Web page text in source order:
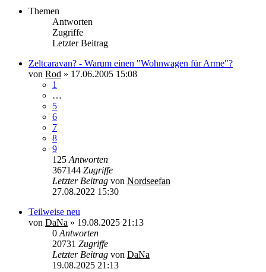
Themen
Antworten
Zugriffe
Letzter Beitrag
Zeltcaravan? - Warum einen "Wohnwagen für Arme"?
von Rod » 17.06.2005 15:08
1
…
5
6
7
8
9
125 Antworten
367144 Zugriffe
Letzter Beitrag von Nordseefan
27.08.2022 15:30
Teilweise neu
von DaNa » 19.08.2025 21:13
0 Antworten
20731 Zugriffe
Letzter Beitrag von DaNa
19.08.2025 21:13